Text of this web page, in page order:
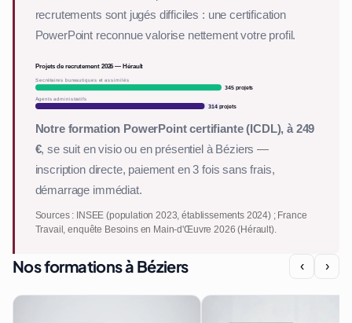
recrutements sont jugés difficiles : une certification
PowerPoint reconnue valorise nettement votre profil.
Projets de recrutement 2026 — Hérault
Secrétaires bureautiques et assimilés
345 projets
Agents administratifs
314 projets
Notre formation PowerPoint certifiante (ICDL), à 249
€, se suit en visio ou en présentiel à Béziers —
inscription directe, paiement en 3 fois sans frais,
démarrage immédiat.
Sources : INSEE (population 2023, établissements 2024) ; France
Travail, enquête Besoins en Main-d'Œuvre 2026 (Hérault).
Nos formations à Béziers ‹ ›